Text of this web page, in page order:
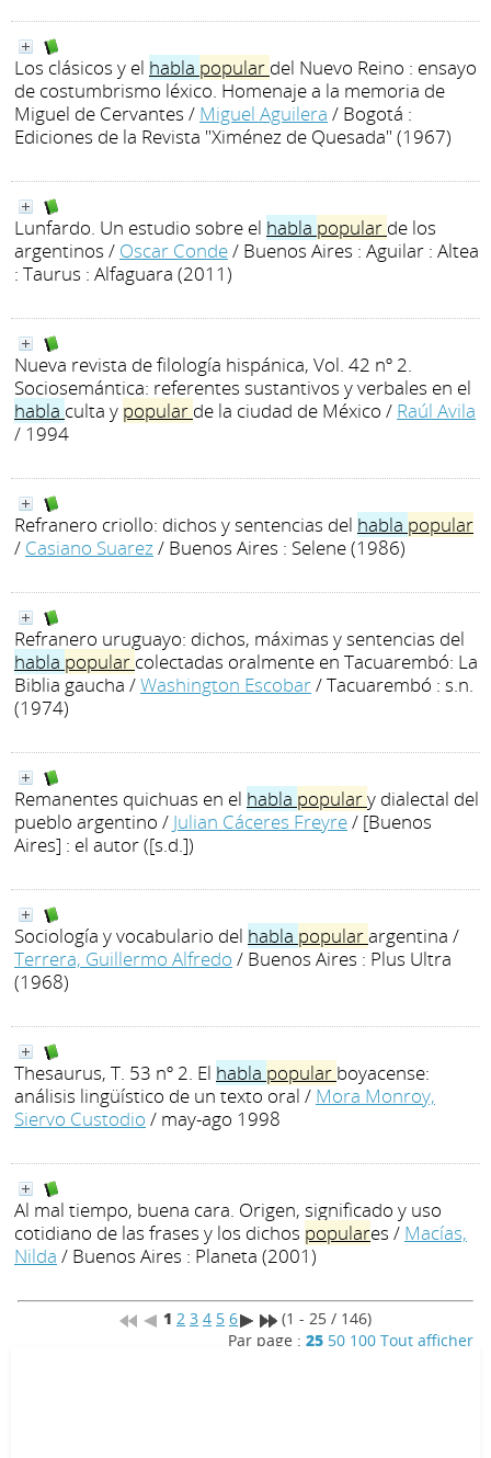
Los clásicos y el habla popular del Nuevo Reino : ensayo
de costumbrismo léxico. Homenaje a la memoria de
Miguel de Cervantes / Miguel Aguilera / Bogotá :
Ediciones de la Revista "Ximénez de Quesada" (1967)
Lunfardo. Un estudio sobre el habla popular de los
argentinos / Oscar Conde/ Buenos Aires : Aguilar : Altea
: Taurus : Alfaguara (2011)
Nueva revista de filología hispánica, Vol. 42 nº 2.
Sociosemántica: referentes sustantivos y verbales en el
habla culta y popular de la ciudad de México / Raúl Avila
/ 1994
Refranero criollo: dichos y sentencias del habla popular
/ Casiano Suarez/ Buenos Aires : Selene (1986)
Refranero uruguayo: dichos, máximas y sentencias del
habla popular colectadas oralmente en Tacuarembó: La
Biblia gaucha /Washington Escobar/ Tacuarembó : s.n.
(1974)
Remanentes quichuas en el habla populary dialectal del
pueblo argentino / Julian Cáceres Freyre/ [Buenos
Aires] : el autor ([s.d.])
Sociología y vocabulario del habla popularargentina /
Terrera, Guillermo Alfredo / Buenos Aires : Plus Ultra
(1968)
Thesaurus, T. 53 nº 2. El habla popular boyacense:
análisis lingüístico de un texto oral / Mora Monroy,
Siervo Custodio / may-ago 1998
Al mal tiempo, buena cara. Origen, significado y uso
cotidiano de las frases y los dichos populares / Macías,
Nilda / Buenos Aires : Planeta (2001)
1 2 3 4 5 6
(1 - 25 / 146)
Par page : 25 50 100 Tout afficher